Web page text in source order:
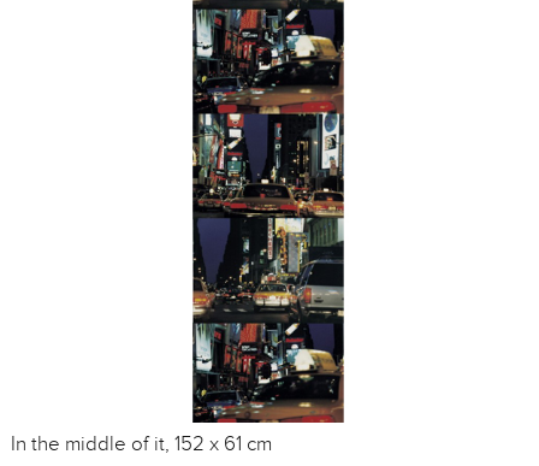
In the middle of it, 152 x 61 cm